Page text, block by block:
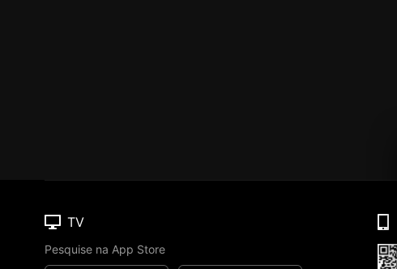
TV
Pesquise na App Store